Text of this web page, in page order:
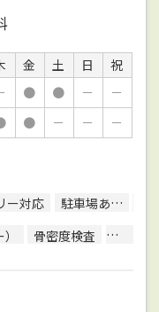
金 土 日
祝
● ● －
－
● － － －
ー対応 駐車場あり
骨密度検査 細菌検